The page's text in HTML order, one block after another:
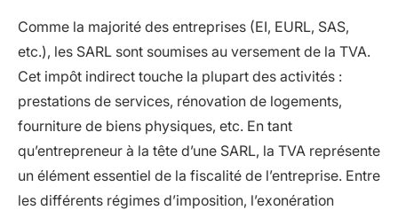
Comme la majorité des entreprises (EI, EURL, SAS,
etc.), les SARL sont soumises au versement de la TVA.
Cet impôt indirect touche la plupart des activités :
prestations de services, rénovation de logements,
fourniture de biens physiques, etc. En tant
qu’entrepreneur à la tête d’une SARL, la TVA représente
un élément essentiel de la fiscalité de l’entreprise. Entre
les différents régimes d’imposition, l’exonération